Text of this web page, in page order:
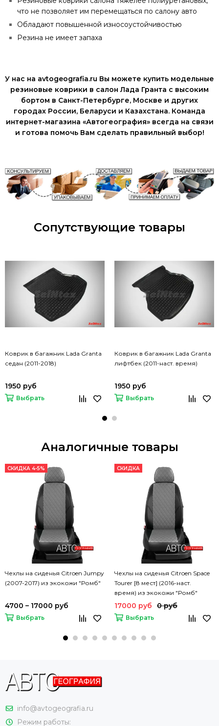
что не позволяет им перемещаться по салону авто
Обладают повышенной износоустойчивостью
Резина не имеет запаха
У нас на avtogeografia.ru Вы можете купить модельные
резиновые коврики в салон Лада Гранта с высоким
бортом в Санкт-Петербурге, Москве и других
городах России, Беларуси и Казахстана. Команда
интернет-магазина «Автогеография» всегда на связи
и готова помочь Вам сделать правильный выбор!
Сопутствующие товары
Коврик в багажник Lada Granta
седан (2011-2018)
1950 руб
Выбрать
Коврик в багажник Lada Granta
лифтбек (2011-наст. время)
1950 руб
Выбрать
Аналогичные товары
СКИДКА 4-5%
Чехлы на сиденья Citroen Jumpy
(2007-2017) из экокожи "Ромб"
4700 – 17000 руб
Выбрать
СКИДКА
Чехлы на сиденья Citroen Space
Tourer [8 мест] (2016-наст.
время) из экокожи "Ромб"
17000 руб 0 руб
Выбрать
info@avtogeografia.ru
Режим работы: